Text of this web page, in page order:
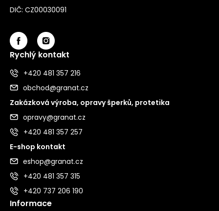
DIČ: CZ00030091
Rychlý kontakt
+420 481 357 216
obchod@granat.cz
Zakázková výroba, opravy šperků, protetika
opravy@granat.cz
+420 481 357 257
E-shop kontakt
eshop@granat.cz
+420 481 357 315
+420 737 206 190
Informace